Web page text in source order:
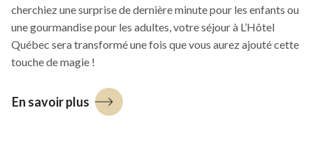
cherchiez une surprise de dernière minute pour les enfants ou
une gourmandise pour les adultes, votre séjour à L’Hôtel
Québec sera transformé une fois que vous aurez ajouté cette
touche de magie !
En savoir plus